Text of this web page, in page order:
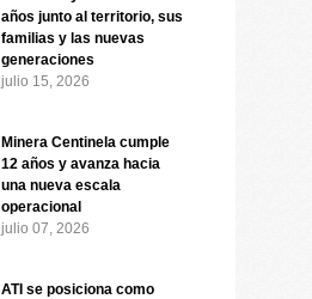
años junto al territorio, sus
familias y las nuevas
generaciones
julio 15, 2026
Minera Centinela cumple
12 años y avanza hacia
una nueva escala
operacional
julio 07, 2026
ATI se posiciona como